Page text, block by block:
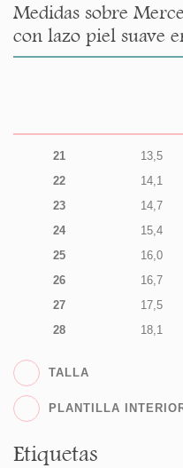
Medidas sobre
con lazo piel suave
21
13,5
22
14,1
23
14,7
24
15,4
25
16,0
26
16,7
27
17,5
28
18,1
TALLA
PLANTILLA
Etiquetas